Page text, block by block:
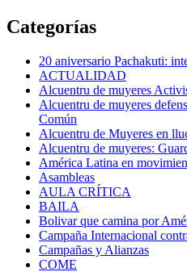
Categorías
20 aniversario Pachakuti:
ACTUALIDAD
Alcuentru de muyeres
Alcuentru de muyeres
Común
Alcuentru de Muyeres en
Alcuentru de muyeres:
América Latina en
Asambleas
AULA CRÍTICA
BAILA
Bolivar que camina por
Campaña Internacional
Campañas y Alianzas
COME